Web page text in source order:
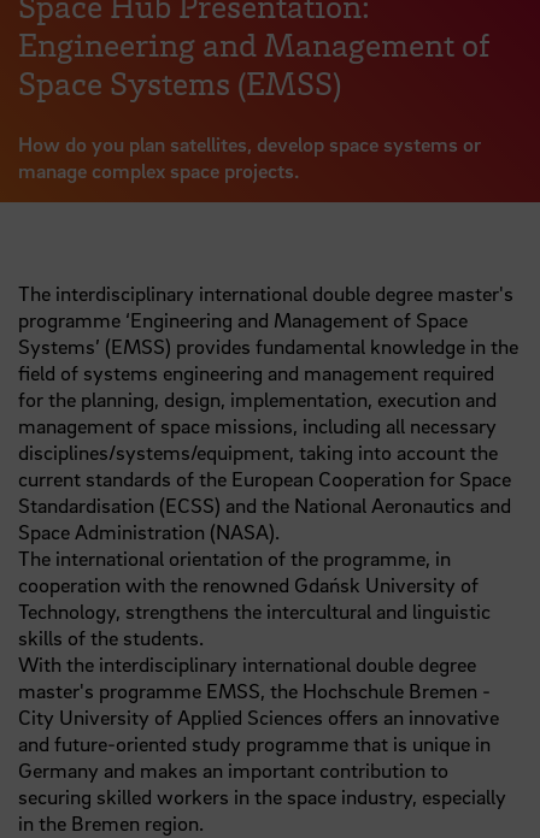
Engineering and Management of
Space Systems (EMSS)
How do you plan satellites, develop space systems or
manage complex space projects.
The interdisciplinary international double degree master's
programme ‘Engineering and Management of Space
Systems’ (EMSS) provides fundamental knowledge in the
field of systems engineering and management required
for the planning, design, implementation, execution and
management of space missions, including all necessary
disciplines/systems/equipment, taking into account the
current standards of the European Cooperation for Space
Standardisation (ECSS) and the National Aeronautics and
Space Administration (NASA).
The international orientation of the programme, in
cooperation with the renowned Gdańsk University of
Technology, strengthens the intercultural and linguistic
skills of the students.
With the interdisciplinary international double degree
master's programme EMSS, the Hochschule Bremen -
City University of Applied Sciences offers an innovative
and future-oriented study programme that is unique in
Germany and makes an important contribution to
securing skilled workers in the space industry, especially
in the Bremen region.